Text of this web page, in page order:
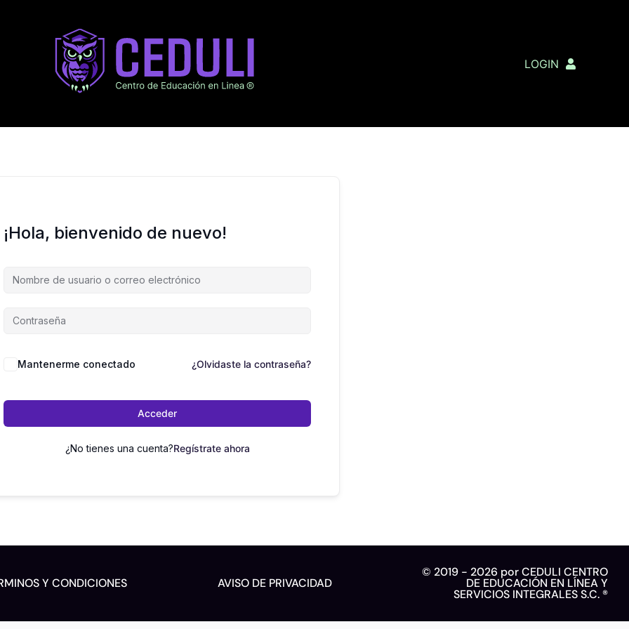
LOGIN
¡Hola, bienvenido de nuevo!
Mantenerme conectado ¿Olvidaste la contraseña?
Acceder
¿No tienes una cuenta?Regístrate ahora
Y CONDICIONES AVISO DE PRIVACIDAD
© 2019 - 2026 por CEDULI CENTRO
DE EDUCACIÓN EN LÍNEA Y
SERVICIOS INTEGRALES S.C. ®